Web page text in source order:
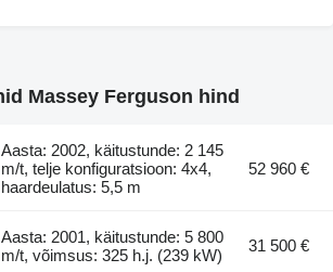
Massey Ferguson hind
Aasta: 2002, käitustunde: 2 145
m/t, telje konfiguratsioon: 4x4,
haardeulatus: 5,5 m
52 960 €
Aasta: 2001, käitustunde: 5 800
m/t, võimsus: 325 h.j. (239 kW)
31 500 €